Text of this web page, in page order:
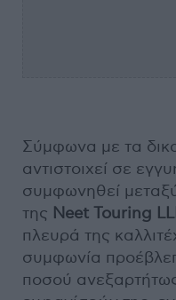
Σύμφωνα με τα
αντιστοιχεί σε
συμφωνηθεί
της Neet Touring
πλευρά της
συμφωνία
ποσού